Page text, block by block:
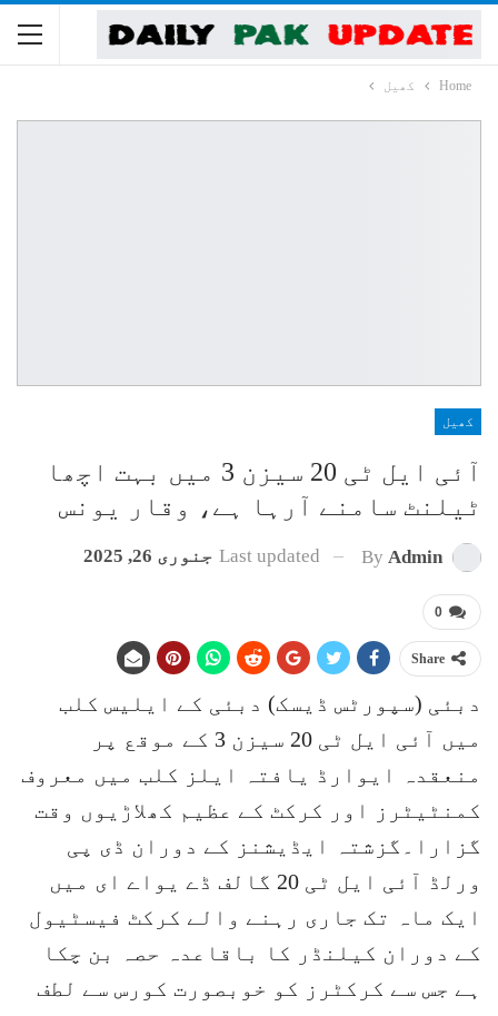
Home کھیل
کھیل
آئی ایل ٹی 20 سیزن 3 میں بہت اچھا
ٹیلنٹ سامنے آرہا ہے، وقار یونس
By Admin
Last updated جنوری 26, 2025
0
Share
دبئی (سپورٹس ڈیسک) دبئی کے ایلیس کلب
میں آئی ایل ٹی 20 سیزن 3 کے موقع پر
منعقدہ ایوارڈ یافتہ ایلز کلب میں معروف
کمنٹیٹرز اور کرکٹ کے عظیم کھلاڑیوں وقت
گزارا۔گزشتہ ایڈیشنز کے دوران ڈی پی
ورلڈ آئی ایل ٹی 20 گالف ڈے یواے ای میں
ایک ماہ تک جاری رہنے والے کرکٹ فیسٹیول
کے دوران کیلنڈر کا باقاعدہ حصہ بن چکا
ہے جس سے کرکٹرز کو خوبصورت کورس سے لطف